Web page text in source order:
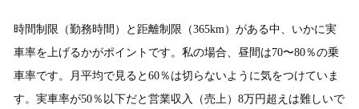
時間制限（勤務時間）と距離制限（365km）がある中、いかに実
車率を上げるかがポイントです。私の場合、昼間は70〜80％の乗
車率です。月平均で見ると60％は切らないように気をつけていま
す。実車率が50％以下だと営業収入（売上）8万円超えは難しいで